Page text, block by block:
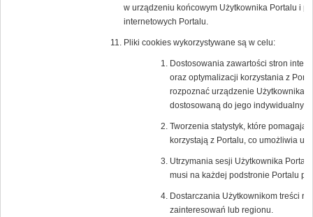
w urządzeniu końcowym Użytkownika Portalu i
internetowych Portalu.
Pliki cookies wykorzystywane są w celu:
Dostosowania zawartości stron
oraz optymalizacji korzystania z
rozpoznać urządzenie Użytkownika
dostosowaną do jego
Tworzenia statystyk, które pomagają
korzystają z Portalu, co umożliwia
Utrzymania sesji Użytkownika
musi na każdej podstronie Portalu
Dostarczania Użytkownikom treści
zainteresowań lub regionu.